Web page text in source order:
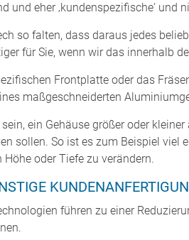
und eher ‚kundenspezifische‘ und
so falten, dass daraus jedes
für Sie, wenn wir das innerhalb
Frontplatte oder das
maßgeschneiderten
ein Gehäuse größer oder
sollen. So ist es zum Beispiel viel
oder Tiefe zu verändern.
führen zu einer